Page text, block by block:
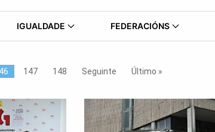
IGUALDADE FEDERACIÓNS
147 148 Seguinte Último »